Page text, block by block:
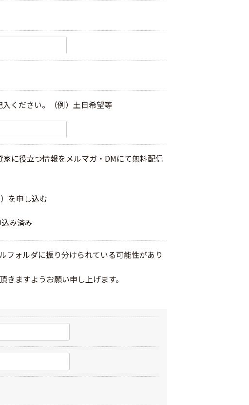
ください。（例）土日希望等
に役立つ情報をメルマガ・DMにて無料配信
を申し込む
み済み
ォルダに振り分けられている可能性があり
ますようお願い申し上げます。